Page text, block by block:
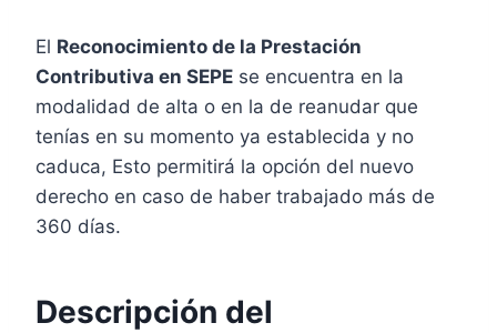
El Reconocimiento de la Prestación
Contributiva en SEPE se encuentra en la
modalidad de alta o en la de reanudar que
tenías en su momento ya establecida y no
caduca, Esto permitirá la opción del nuevo
derecho en caso de haber trabajado más de
360 días.
Descripción del